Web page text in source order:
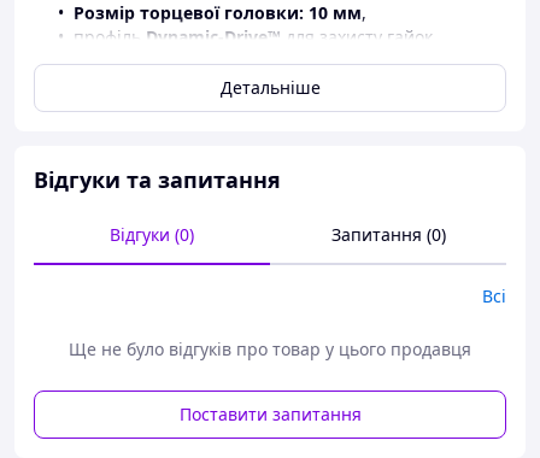
Розмір торцевої головки: 10 мм,
профіль Dynamic-Drive™ для захисту гайок,
гвинтів від зносу та пошкоджень,
підходять для гайок та болтів, що
використовуються в аерокосмічній
накатка по колу,
поліроване оздоблення,
неприпустиме використання з пневматичним
Технічні характеристики:
Привід:1/4",
10 мм,
L: 24.7 мм,
Детальніше
Відгуки та запитання
Відгуки (0) Запитання (0)
Всі
Ще не було відгуків про товар у цього продавця
Поставити запитання